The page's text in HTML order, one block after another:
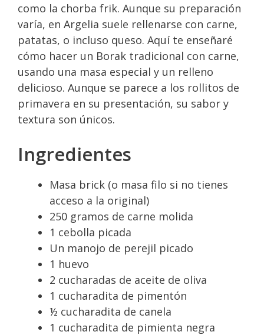
como la chorba frik. Aunque su preparación
varía, en Argelia suele rellenarse con carne,
patatas, o incluso queso. Aquí te enseñaré
cómo hacer un Borak tradicional con carne,
usando una masa especial y un relleno
delicioso. Aunque se parece a los rollitos de
primavera en su presentación, su sabor y
textura son únicos.
Ingredientes
Masa brick (o masa filo si no tienes
acceso a la original)
250 gramos de carne molida
1 cebolla picada
Un manojo de perejil picado
1 huevo
2 cucharadas de aceite de oliva
1 cucharadita de pimentón
½ cucharadita de canela
1 cucharadita de pimienta negra